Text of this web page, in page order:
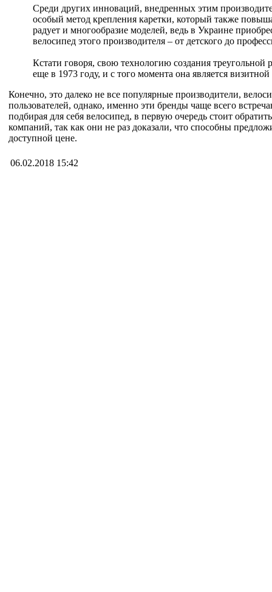
Среди других инноваций, внедренных этим
особый метод крепления каретки, который также
радует и многообразие моделей, ведь в Украине
велосипед этого производителя – от детского до
Кстати говоря, свою технологию создания треугольной
еще в 1973 году, и с того момента она является
Конечно, это далеко не все популярные производители,
пользователей, однако, именно эти бренды чаще всего
подбирая для себя велосипед, в первую очередь стоит
компаний, так как они не раз доказали, что способны
доступной цене.
06.02.2018 15:42